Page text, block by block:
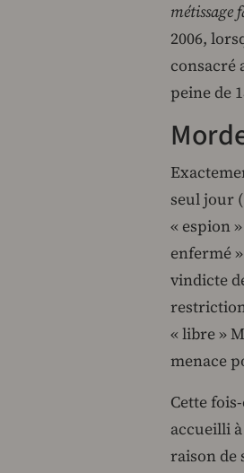
métissage
2006,
consacré
peine de
seul jour
« espion
enfermé
vindicte
« libre »
menace
Cette
accueilli
raison de